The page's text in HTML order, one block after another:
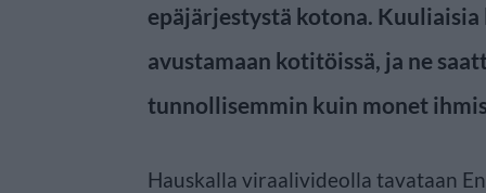
epäjärjestystä kotona.
avustamaan kotitöissä, ja ne
tunnollisemmin kuin monet
Hauskalla viraalivideolla tavataan